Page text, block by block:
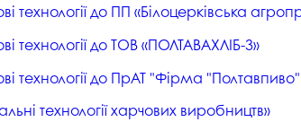
технології до ПП «Білоцерківська
технології до ТОВ «ПОЛТАВАХЛІБ-3»
технології до ПрАТ "Фірма "Полтавпиво"
технології харчових виробництв»